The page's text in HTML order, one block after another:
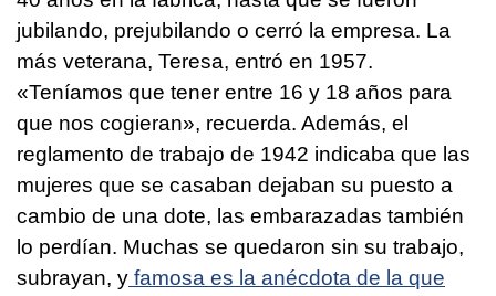
jubilando, prejubilando o cerró la empresa. La
más veterana, Teresa, entró en 1957.
«Teníamos que tener entre 16 y 18 años para
que nos cogieran», recuerda. Además, el
reglamento de trabajo de 1942 indicaba que las
mujeres que se casaban dejaban su puesto a
cambio de una dote, las embarazadas también
lo perdían. Muchas se quedaron sin su trabajo,
subrayan, y famosa es la anécdota de la que